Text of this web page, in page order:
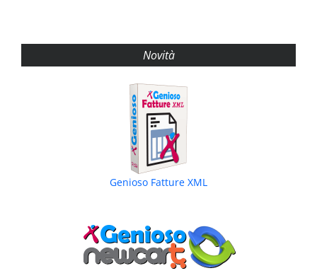
Novità
Genioso Fatture XML